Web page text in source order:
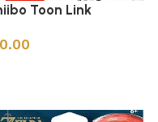
Toon Link